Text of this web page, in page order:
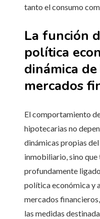
tanto el consumo
La función
política
dinámica
mercados
El comportamiento
hipotecarias no
dinámicas propias
inmobiliario, sino que
profundamente
política económica y
mercados
las medidas